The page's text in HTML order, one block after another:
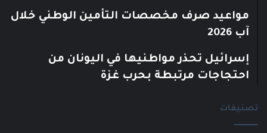
مواعيد صرف مخصصات التأمين الوطني خلال
آب 2026
إسرائيل تحذر مواطنيها في اليونان من
احتجاجات مرتبطة بحرب غزة
تصنيفات